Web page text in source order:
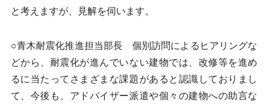
と考えますが、見解を伺います。
○青木耐震化推進担当部長 個別訪問によるヒアリングな
どから、耐震化が進んでいない建物では、改修等を進め
るに当たってさまざまな課題があると認識しておりまし
て、今後も、アドバイザー派遣や個々の建物への助言な